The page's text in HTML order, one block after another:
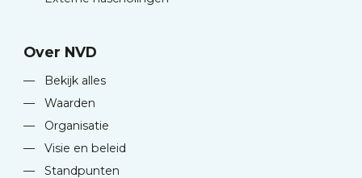
Over NVD
—
Bekijk alles
—
Waarden
—
Organisatie
—
Visie en beleid
—
Standpunten